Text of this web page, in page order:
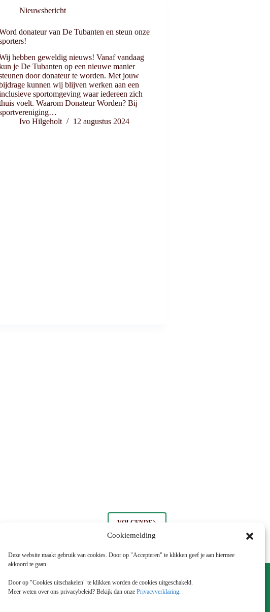
Cookiemelding
Deze website maakt gebruik van cookies. Door op "Accepteren" te klikken geef je aan hiermee
akkoord te gaan.
Door op "Cookies uitschakelen" te klikken worden de cookies uitgeschakeld.
Meer weten over ons privacybeleid? Bekijk dan onze Privacyverklaring.
Nieuwsbericht
donateur van De Tubanten en steun onze
hebben geweldig nieuws! Vanaf vandaag
je De Tubanten op een nieuwe manier
door donateur te worden. Met jouw
kunnen wij blijven werken aan een
sportomgeving waar iedereen zich
voelt. Waarom Donateur Worden? Bij
Ivo Hilgeholt
12 augustus 2024
VOLGENDE
E-mail
Telefoon